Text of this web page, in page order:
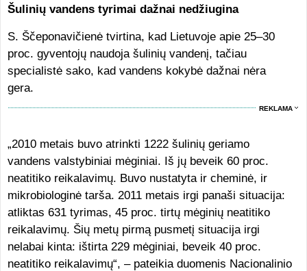
Šulinių vandens tyrimai dažnai nedžiugina
S. Ščeponavičienė tvirtina, kad Lietuvoje apie 25–30
proc. gyventojų naudoja šulinių vandenį, tačiau
specialistė sako, kad vandens kokybė dažnai nėra
gera.
REKLAMA
„2010 metais buvo atrinkti 1222 šulinių geriamo
vandens valstybiniai mėginiai. Iš jų beveik 60 proc.
neatitiko reikalavimų. Buvo nustatyta ir cheminė, ir
mikrobiologinė tarša. 2011 metais irgi panaši situacija:
atliktas 631 tyrimas, 45 proc. tirtų mėginių neatitiko
reikalavimų. Šių metų pirmą pusmetį situacija irgi
nelabai kinta: ištirta 229 mėginiai, beveik 40 proc.
neatitiko reikalavimų“, – pateikia duomenis Nacionalinio